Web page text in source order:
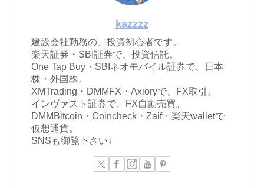
kazzzz
建設会社勤務の、投資初心者です。
楽天証券・SBI証券で、投資信託。
One Tap Buy・SBIネオモバイル証券で、日本
株・外国株。
XMTrading・DMMFX・Axioryで、FX取引。
インヴァスト証券で、FX自動売買。
DMMBitcoin・Coincheck・Zaif・楽天walletで
仮想通貨。
SNSも御覧下さい↓